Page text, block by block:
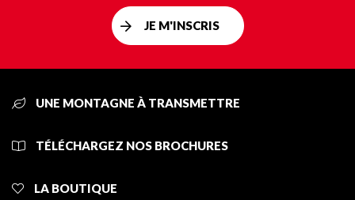
JE M'INSCRIS
UNE MONTAGNE À TRANSMETTRE
TÉLÉCHARGEZ NOS BROCHURES
LA BOUTIQUE